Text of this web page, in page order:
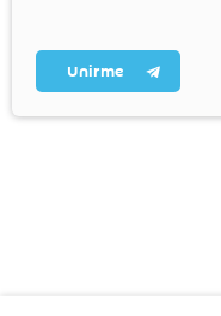
Unirme